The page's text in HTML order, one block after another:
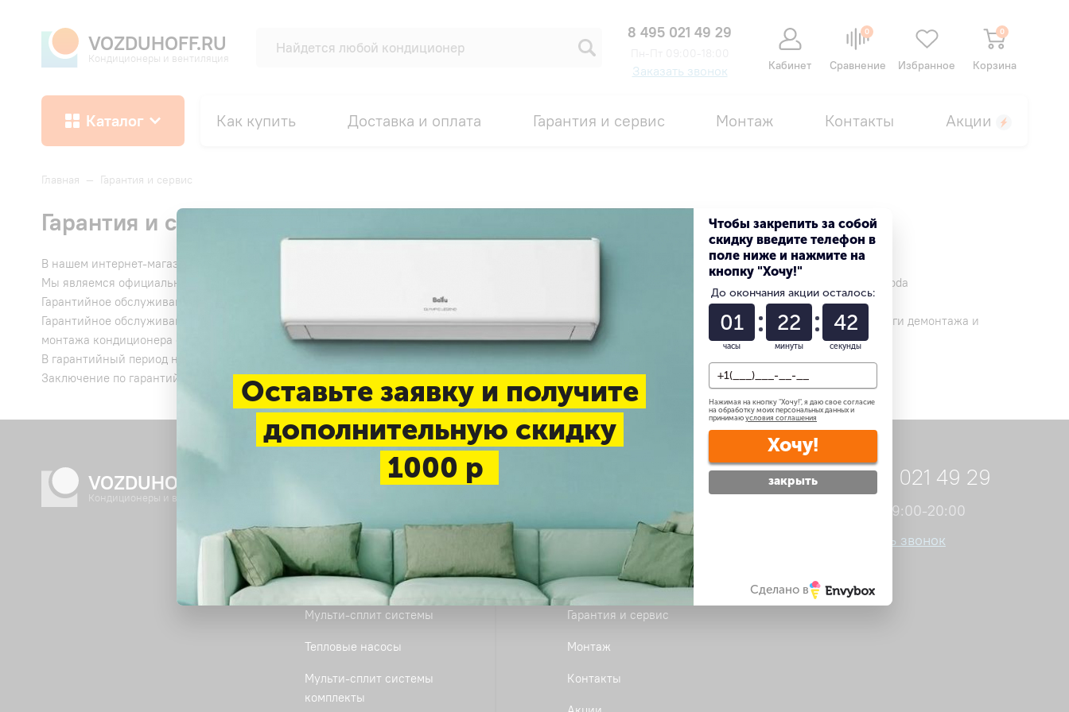
VOZDUHOFF.RU
Кондиционеры и вентиляция
8 495 021 49 29
Заказать звонок Кабинет
0
Сравнение Избранное
0
Корзина
Каталог Как купить Доставка и оплата Гарантия и сервис Монтаж Контакты Акции
Главная — Гарантия и сервис
Гарантия и сервис
В нашем интернет-магазине мы продаем только сертифицированный товар с гарантией производителя.
Мы являемся официальными дилерами Mitsubishi Electric, Toshiba, General Climate, Hisense, Royal Clima, Panasonic, Daikin, Carrier, Hitachi, LG, Sakata, Roda
Гарантийное обслуживание производится только в официальном сервисном центре производителей.
Гарантийное обслуживание техники, приобретенной в нашем магазине без установки, производится также сервисным центром производителя, но услуги демонтажа и
монтажа кондиционера оплачиваются отдельно.
В гарантийный период на установку кондиционеров демонтаж и монтаж кондиционера производится бесплатно (только в случае заводского дефекта).
Заключение по гарантийному обслуживанию производится только официальным сервисным центром.
VOZDUHOFF.RU
Кондиционеры и вентиляция
СУПЕР РАСПРОДАЖА
Сплит-системы
Мульти-сплит системы
Тепловые насосы
Мульти-сплит системы
комплекты
Доставка и оплата
Рассрочка
Гарантия и сервис
Монтаж
Контакты
8 495 021 49 29
Пн-Пт 09:00-20:00
Заказать звонок
Оставьте заявку и получите
дополнительную скидку
1000 р
Чтобы закрепить за собой
скидку введите телефон в
поле ниже и нажмите на
кнопку "Хочу!"
До окончания акции осталось:
01
часы
22
минуты
42
секунды
Нажимая на кнопку "Хочу!", я даю свое согласие
на обработку моих персональных данных и
принимаю условия соглашения
Хочу!
закрыть
Сделано в